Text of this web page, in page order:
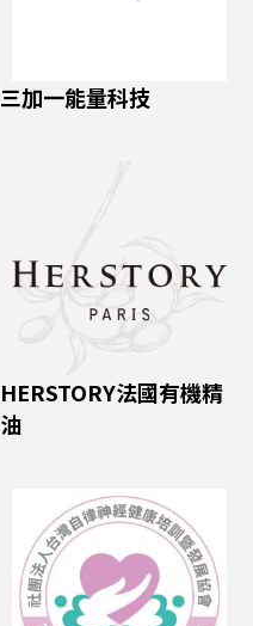
三加一能量科技
HERSTORY法國有機精
油